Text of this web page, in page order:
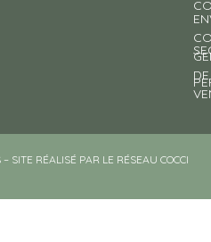
DE
SITE RÉALISÉ PAR LE RÉSEAU COCCI